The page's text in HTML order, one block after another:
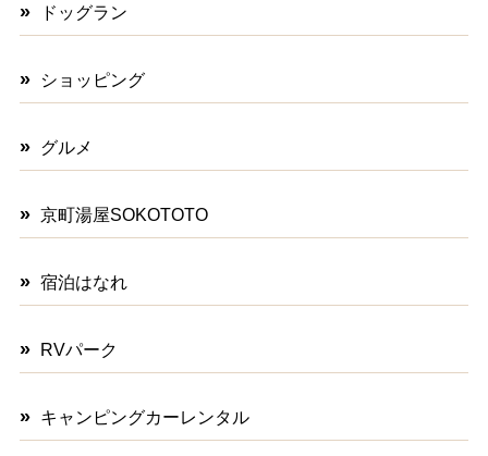
ドッグラン
ショッピング
グルメ
京町湯屋SOKOTOTO
宿泊はなれ
RVパーク
キャンピングカーレンタル